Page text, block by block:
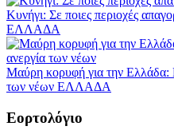
Κυνήγι: Σε ποιες περιοχές
ΕΛΛΑΔΑ
Μαύρη κορυφή για την
των νέων ΕΛΛΑΔΑ
Εορτολόγιο